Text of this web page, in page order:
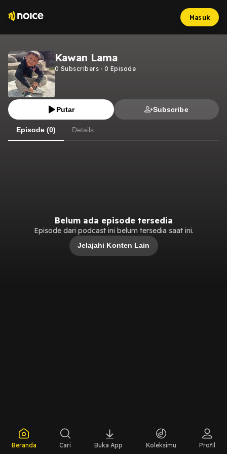
Masuk
Kawan Lama
0 Subscribers · 0 Episode
Putar Subscribe
Episode (0) Details
Belum ada episode tersedia
Episode dari podcast ini belum tersedia saat ini.
Jelajahi Konten Lain
Beranda Cari Buka App Koleksimu Profil